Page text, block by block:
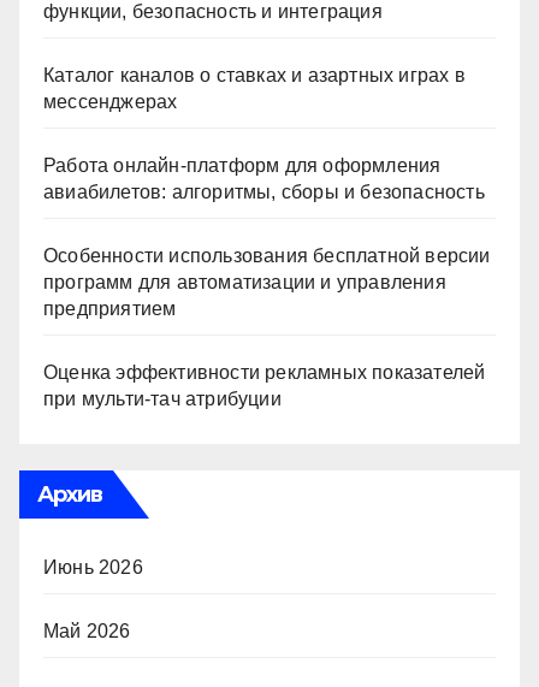
функции, безопасность и интеграция
Каталог каналов о ставках и азартных играх в
мессенджерах
Работа онлайн‑платформ для оформления
авиабилетов: алгоритмы, сборы и безопасность
Особенности использования бесплатной версии
программ для автоматизации и управления
предприятием
Оценка эффективности рекламных показателей
при мульти-тач атрибуции
Архив
Июнь 2026
Май 2026